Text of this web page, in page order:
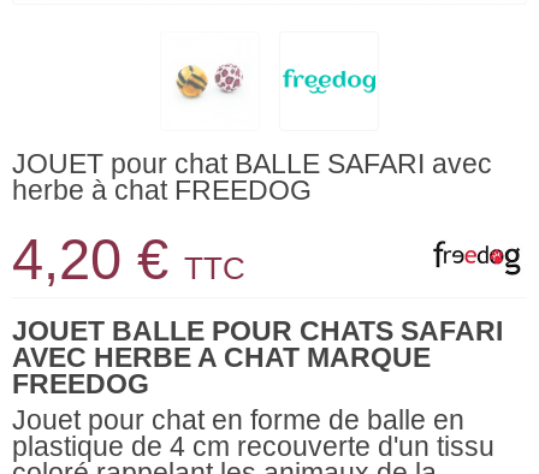
JOUET pour chat BALLE SAFARI avec
herbe à chat FREEDOG
4,20 € TTC
JOUET BALLE POUR CHATS SAFARI
AVEC HERBE A CHAT MARQUE
FREEDOG
Jouet pour chat en forme de balle en
plastique de 4 cm recouverte d'un tissu